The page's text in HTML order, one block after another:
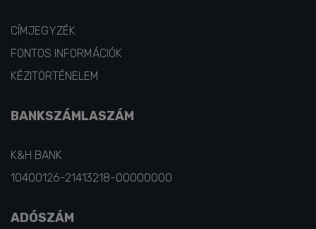
CÍMJEGYZÉK
FONTOS INFORMÁCIÓK
KÉZITÖRTÉNELEM
BANKSZÁMLASZÁM
K&H BANK
10400126-21413218-00000000
ADÓSZÁM